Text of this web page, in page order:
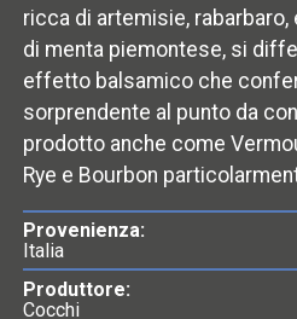
ricca di artemisie,
di menta piemontese, si
effetto balsamico che
sorprendente al punto da
prodotto anche come
Rye e Bourbon
Provenienza:
Italia
Produttore:
Cocchi